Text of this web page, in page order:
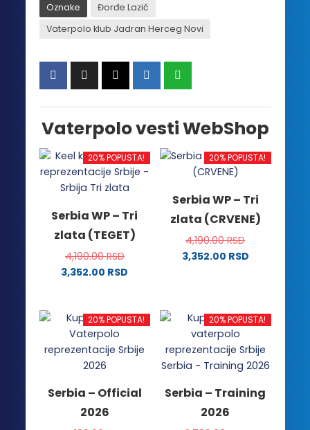
Oznake
Đorđe Lazić
Vaterpolo klub Jadran Herceg Novi
Vaterpolo vesti WebShop
20% POPUSTA!
Serbia WP – Tri
zlata (TEGET)
4,190.00RSD
3,352.00 RSD
ima
više
varijanti.
Opcije
biti
izabrane
20% POPUSTA!
Serbia WP – Tri
zlata (CRVENE)
4,190.00RSD
3,352.00 RSD
više
varijanti.
Opcije
mogu
izabrane
na
20% POPUSTA!
Serbia – Official
2026
20% POPUSTA!
Serbia – Training
2026